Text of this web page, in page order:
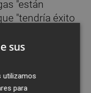
"están
"tendría éxito
sus
utilizamos
para